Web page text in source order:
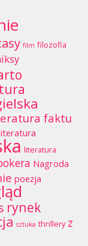
film filozofia
faktu
literatura
Nagroda
poezja
rynek
sztuka thrillery z